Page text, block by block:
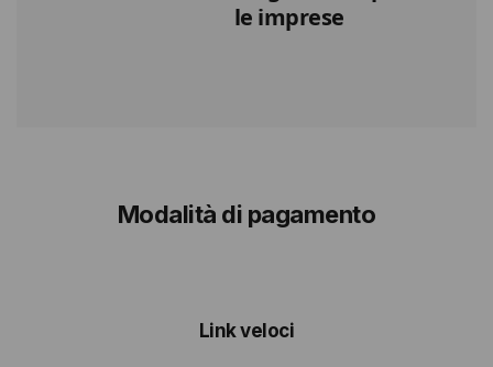
le imprese
Modalità di pagamento
Link veloci